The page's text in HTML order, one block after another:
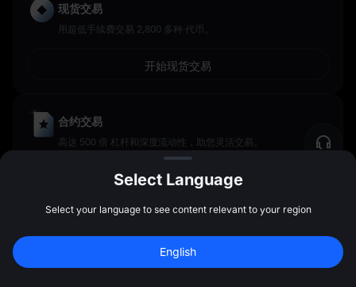
现货交易
用超低手续费交易 2,800 多种 代币。
开始现货交易
合约交易
高达 500 倍 杠杆和深度流动性，助您灵活交易。
开始合约交易
MEXC Launchpool
质押代币，赚取丰厚的空投奖励。
10,000 USDT 奖励
Select Language
Select your language to see content relevant to your region
English